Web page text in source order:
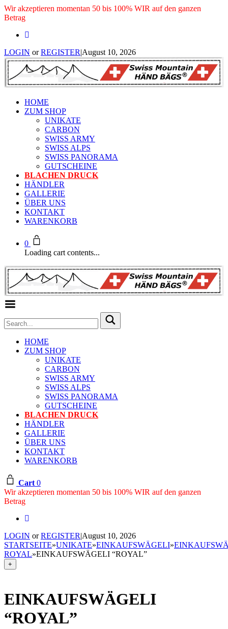
Wir akzeptieren momentan 50 bis 100% WIR auf den ganzen
Betrag
LOGIN orREGISTER|August 10, 2026
HOME
ZUM SHOP
UNIKATE
CARBON
SWISS ARMY
SWISS ALPS
SWISS PANORAMA
GUTSCHEINE
BLACHEN DRUCK
HÄNDLER
GALLERIE
ÜBER UNS
KONTAKT
WARENKORB
0
Loading cart contents...
HOME
ZUM SHOP
UNIKATE
CARBON
SWISS ARMY
SWISS ALPS
SWISS PANORAMA
GUTSCHEINE
BLACHEN DRUCK
HÄNDLER
GALLERIE
ÜBER UNS
KONTAKT
WARENKORB
Cart 0
Wir akzeptieren momentan 50 bis 100% WIR auf den ganzen
Betrag
LOGIN orREGISTER|August 10, 2026
STARTSEITE»UNIKATE»EINKAUFSWÄGELI»
ROYAL»EINKAUFSWÄGELI “ROYAL”
+
EINKAUFSWÄGELI
“ROYAL”